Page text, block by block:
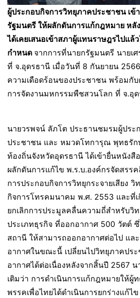
ผู้ประกอบกิจการวิทยุภาคประชาชน เ
รัฐมนตรี ให้ผลักดันการแก้กฎหมาย หลั
ได้เคยเสนอเข้าสภาผู้แทนราษฎรไปแล้
กำหนด จากการที่นายกรัฐมนตรี นายเ
ที่ จ.อุดรธานี เมื่อวันที่ 8 กันยายน
ความเดือดร้อนของประชาชน พร้อมกั
การจัดงานมหกรรมพืชสวนโลก ที่ จ.อุ
นายวรพจน์ ลัภโต ประธานชมรมผู้ประ
ประชาชน และ หมวดโทการุณ​ พุทธรั
ท้องถิ่นจังหวัดอุดรธานี ได้เข้ายื่นหนังสื
ผลักดันการแก้ไข พ.ร.บ.องค์กรจัดสรร
การประกอบกิจการวิทยุกระจายเสียง
กิจการโทรคมนาคม พ.ศ. 2553 และที่เ
ยกเลิกการประมูลคลื่นความถี่สำหรับวิท
ประเภทธุรกิจ ที่ออกอากาศ 500 วัตต์
สถานี ให้สามารถออกอากาศต่อไป แล
อากาศในขณะนี้ เปลี่ยนไปวิทยุภาคปร
อากาศได้ต่อเนื่องหลังจากสิ้นปี 2567 น
เติมว่า การดำเนินการแก้กฎหมายให้ผู้
พรรคเพื่อไทยได้ดำเนินการยกร่างแก้ไ